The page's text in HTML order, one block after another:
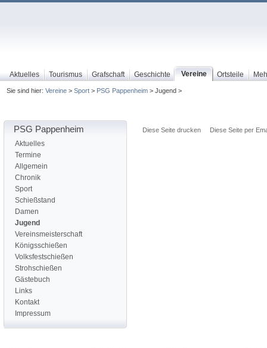
Aktuelles Tourismus Grafschaft Geschichte Vereine Ortsteile
Sie sind hier: Vereine> Sport> PSG Pappenheim> Jugend >
PSG Pappenheim
Aktuelles
Termine
Allgemein
Chronik
Sport
Schießstand
Damen
Jugend
Vereinsmeisterschaft
Königsschießen
Volksfestschießen
Strohschießen
Gästebuch
Links
Kontakt
Impressum
Diese Seite drucken Diese Seite per